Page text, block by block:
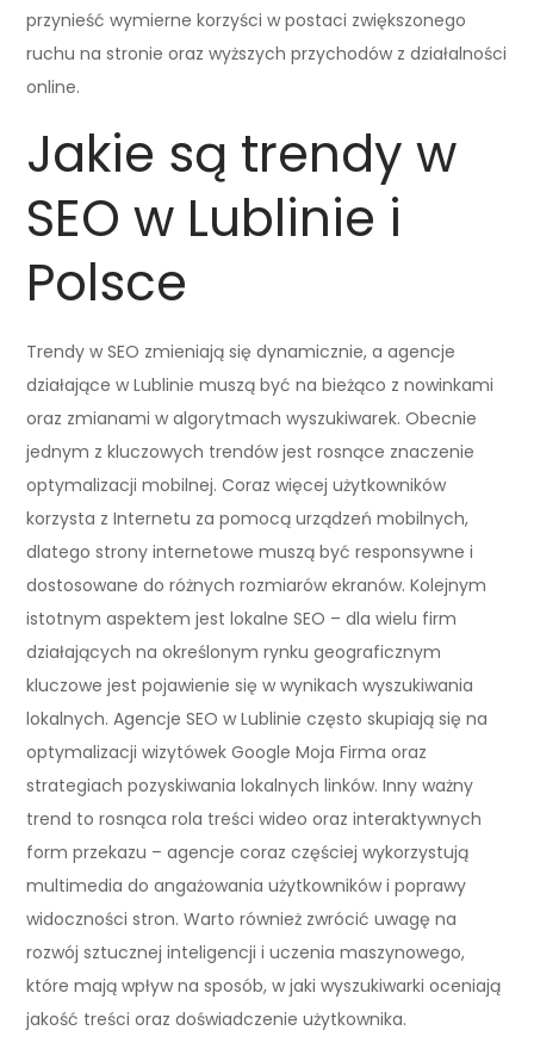
przynieść wymierne korzyści w postaci zwiększonego
ruchu na stronie oraz wyższych przychodów z działalności
online.
Jakie są trendy w
SEO w Lublinie i
Polsce
Trendy w SEO zmieniają się dynamicznie, a agencje
działające w Lublinie muszą być na bieżąco z nowinkami
oraz zmianami w algorytmach wyszukiwarek. Obecnie
jednym z kluczowych trendów jest rosnące znaczenie
optymalizacji mobilnej. Coraz więcej użytkowników
korzysta z Internetu za pomocą urządzeń mobilnych,
dlatego strony internetowe muszą być responsywne i
dostosowane do różnych rozmiarów ekranów. Kolejnym
istotnym aspektem jest lokalne SEO – dla wielu firm
działających na określonym rynku geograficznym
kluczowe jest pojawienie się w wynikach wyszukiwania
lokalnych. Agencje SEO w Lublinie często skupiają się na
optymalizacji wizytówek Google Moja Firma oraz
strategiach pozyskiwania lokalnych linków. Inny ważny
trend to rosnąca rola treści wideo oraz interaktywnych
form przekazu – agencje coraz częściej wykorzystują
multimedia do angażowania użytkowników i poprawy
widoczności stron. Warto również zwrócić uwagę na
rozwój sztucznej inteligencji i uczenia maszynowego,
które mają wpływ na sposób, w jaki wyszukiwarki oceniają
jakość treści oraz doświadczenie użytkownika.